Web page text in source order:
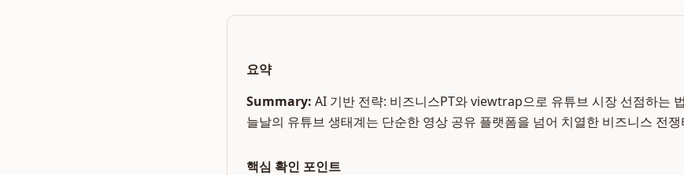
요약
Summary: AI 기반 전략: 비즈니스PT와 viewtrap으로 유튜브 시장 선점하는
늘날의 유튜브 생태계는 단순한 영상 공유 플랫폼을 넘어 치열한 비즈니스 전
핵심 확인 포인트